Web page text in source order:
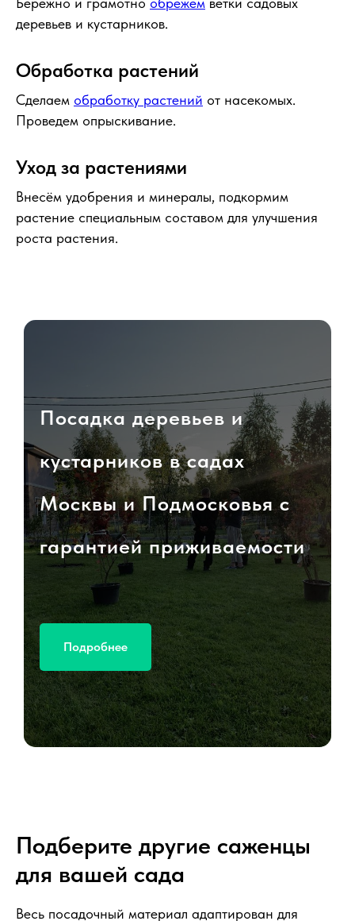
деревьев и кустарников.
Обработка растений
Сделаем обработку растений от насекомых.
Проведем опрыскивание.
Уход за растениями
Внесём удобрения и минералы, подкормим
растение специальным составом для улучшения
роста растения.
Посадка деревьев и
кустарников в садах
Москвы и Подмосковья с
гарантией приживаемости
Подробнее
Подберите другие саженцы
для вашей сада
Весь посадочный материал адаптирован для